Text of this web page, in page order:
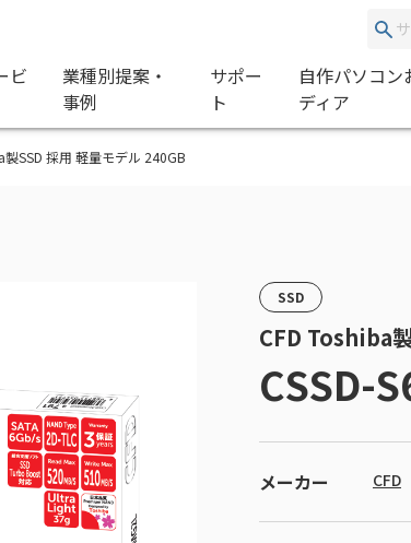
ビ
業種別提案・
事例
サポー
ト
自作パソコン
ディア
製SSD 採用 軽量モデル 240GB
SSD
CFD Toshiba
CSSD-
メーカー CFD